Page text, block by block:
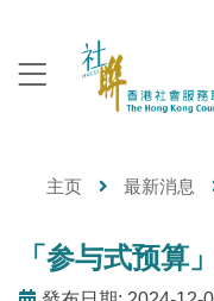
主页 最新消息
「参与式预算